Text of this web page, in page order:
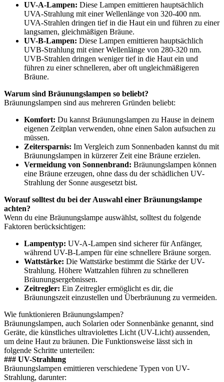
UV-A-Lampen: Diese Lampen emittieren hauptsächlich
UVA-Strahlung mit einer Wellenlänge von 320-400 nm.
UVA-Strahlen dringen tief in die Haut ein und führen zu einer
langsamen, gleichmäßigen Bräune.
UV-B-Lampen: Diese Lampen emittieren hauptsächlich
UVB-Strahlung mit einer Wellenlänge von 280-320 nm.
UVB-Strahlen dringen weniger tief in die Haut ein und
führen zu einer schnelleren, aber oft ungleichmäßigeren
Bräune.
Warum sind Bräunungslampen so beliebt?
Bräunungslampen sind aus mehreren Gründen beliebt:
Komfort: Du kannst Bräunungslampen zu Hause in deinem
eigenen Zeitplan verwenden, ohne einen Salon aufsuchen zu
müssen.
Zeitersparnis: Im Vergleich zum Sonnenbaden kannst du mit
Bräunungslampen in kürzerer Zeit eine Bräune erzielen.
Vermeidung von Sonnenbrand: Bräunungslampen können
eine Bräune erzeugen, ohne dass du der schädlichen UV-
Strahlung der Sonne ausgesetzt bist.
Worauf solltest du bei der Auswahl einer Bräunungslampe
achten?
Wenn du eine Bräunungslampe auswählst, solltest du folgende
Faktoren berücksichtigen:
Lampentyp: UV-A-Lampen sind sicherer für Anfänger,
während UV-B-Lampen für eine schnellere Bräune sorgen.
Wattstärke: Die Wattstärke bestimmt die Stärke der UV-
Strahlung. Höhere Wattzahlen führen zu schnelleren
Bräunungsergebnissen.
Zeitregler: Ein Zeitregler ermöglicht es dir, die
Bräunungszeit einzustellen und Überbräunung zu vermeiden.
Wie funktionieren Bräunungslampen?
Bräunungslampen, auch Solarien oder Sonnenbänke genannt, sind
Geräte, die künstliches ultraviolettes Licht (UV-Licht) aussenden,
um deine Haut zu bräunen. Die Funktionsweise lässt sich in
folgende Schritte unterteilen:
### UV-Strahlung
Bräunungslampen emittieren verschiedene Typen von UV-
Strahlung, darunter: